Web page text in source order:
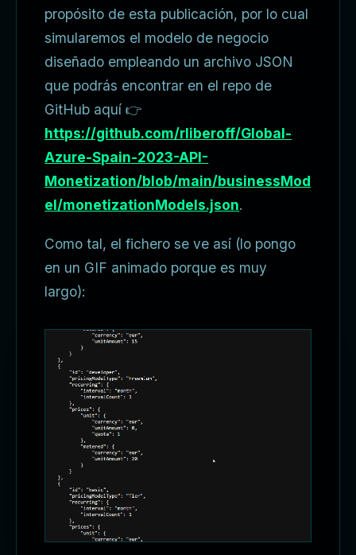
propósito de esta publicación, por lo cual
simularemos el modelo de negocio
diseñado empleando un archivo JSON
que podrás encontrar en el repo de
GitHub aquí 👉
https://github.com/rliberoff/Global-
Azure-Spain-2023-API-
Monetization/blob/main/businessMod
el/monetizationModels.json.
Como tal, el fichero se ve así (lo pongo
en un GIF animado porque es muy
largo):